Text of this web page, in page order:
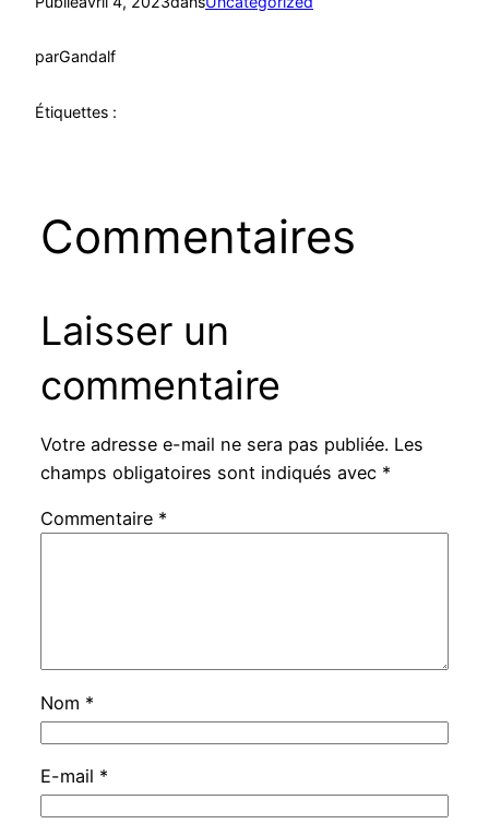
parGandalf
Étiquettes :
Commentaires
Laisser un
commentaire
Votre adresse e-mail ne sera pas publiée. Les
champs obligatoires sont indiqués avec *
Commentaire *
Nom *
E-mail *